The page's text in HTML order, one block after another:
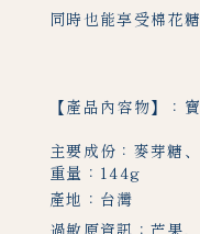
同時也能享受棉花
【產品內容物】：
主要成份：麥芽糖
重量：144g
產地：台灣
過敏原資訊：芒果